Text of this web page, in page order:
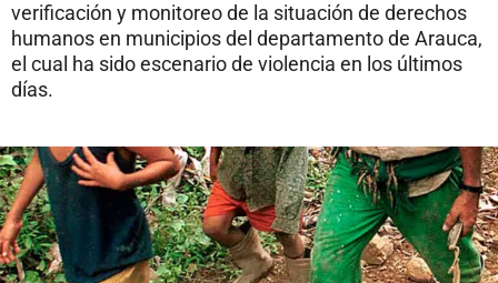
verificación y monitoreo de la situación de derechos
humanos en municipios del departamento de Arauca,
el cual ha sido escenario de violencia en los últimos
días.